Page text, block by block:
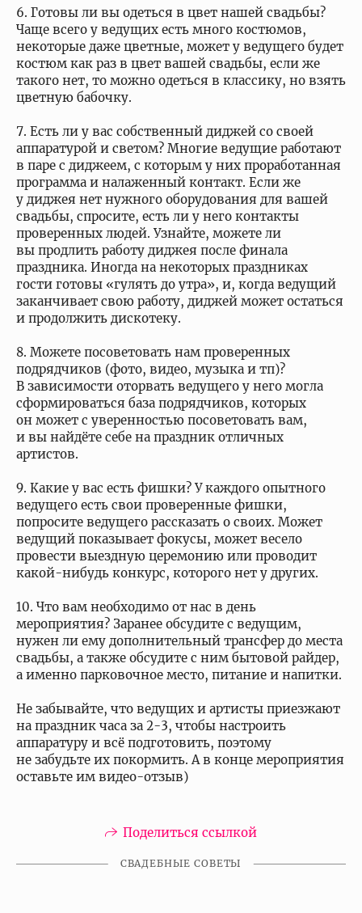
6. Готовы ли вы одеться в цвет нашей свадьбы?
Чаще всего у ведущих есть много костюмов,
некоторые даже цветные, может у ведущего будет
костюм как раз в цвет вашей свадьбы, если же
такого нет, то можно одеться в классику, но взять
цветную бабочку.
7. Есть ли у вас собственный диджей со своей
аппаратурой и светом? Многие ведущие работают
в паре с диджеем, с которым у них проработанная
программа и налаженный контакт. Если же
у диджея нет нужного оборудования для вашей
свадьбы, спросите, есть ли у него контакты
проверенных людей. Узнайте, можете ли
вы продлить работу диджея после финала
праздника. Иногда на некоторых праздниках
гости готовы «гулять до утра», и, когда ведущий
заканчивает свою работу, диджей может остаться
и продолжить дискотеку.
8. Можете посоветовать нам проверенных
подрядчиков (фото, видео, музыка и тп)?
В зависимости оторвать ведущего у него могла
сформироваться база подрядчиков, которых
он может с уверенностью посоветовать вам,
и вы найдёте себе на праздник отличных
артистов.
9. Какие у вас есть фишки? У каждого опытного
ведущего есть свои проверенные фишки,
попросите ведущего рассказать о своих. Может
ведущий показывает фокусы, может весело
провести выездную церемонию или проводит
какой-нибудь конкурс, которого нет у других.
10. Что вам необходимо от нас в день
мероприятия? Заранее обсудите с ведущим,
нужен ли ему дополнительный трансфер до места
свадьбы, а также обсудите с ним бытовой райдер,
а именно парковочное место, питание и напитки.
Не забывайте, что ведущих и артисты приезжают
на праздник часа за 2-3, чтобы настроить
аппаратуру и всё подготовить, поэтому
не забудьте их покормить. А в конце мероприятия
оставьте им видео-отзыв)
Поделиться ссылкой
СВАДЕБНЫЕ СОВЕТЫ